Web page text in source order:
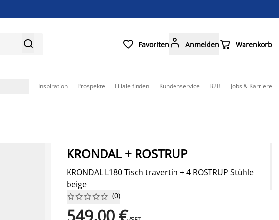
  Favoriten  Anmelden Warenkorb
Inspiration Prospekte Filiale finden Kundenservice B2B Jobs & Karriere
KRONDAL + ROSTRUP
KRONDAL L180 Tisch travertin + 4 ROSTRUP Stühle
beige





 (0)
549,00 €